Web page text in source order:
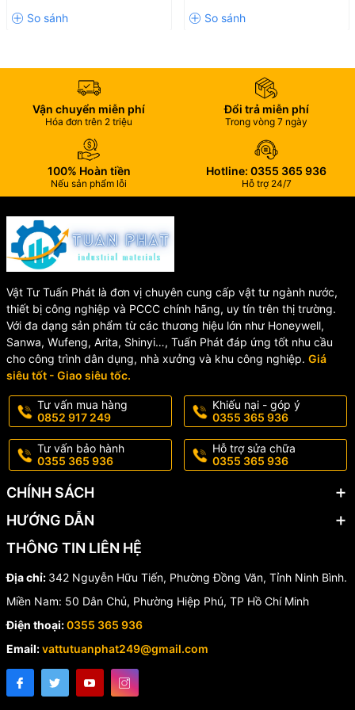
- Thân dưới: Đồng thau
Nhiệt độ nước:
≤ 50°C
4. Thông số khác:
Sai số áp lực:
< 0.63 bar
Giá trị chia nhỏ nhất:
Chiều dài lắp đặt:
5. Ứng dụng thực tế:
• Hệ thống cấp nước hộ gia đình
• Nhà trọ, chung cư mini
• Tòa nhà, văn phòng
• Hệ thống nước sạch dân dụng
📞Liên hệ ngay để được tư vấn – báo giá tốt nhất:
🌐 Website:vattutuanphat.com
📱 Hotline:0355.365.936
Vận chuyển miễn phí
Hóa đơn trên 2 triệu
Đổi trả miễn phí
Trong vòng 7 ngày
100% Hoàn tiền
Nếu sản phẩm lỗi
Hotline: 0355 365 936
Hỗ trợ 24/7
Vật Tư Tuấn Phát là đơn vị chuyên cung cấp vật tư ngành nước,
thiết bị công nghiệp và PCCC chính hãng, uy tín trên thị trường.
Với đa dạng sản phẩm từ các thương hiệu lớn như Honeywell,
Sanwa, Wufeng, Arita, Shinyi…, Tuấn Phát đáp ứng tốt nhu cầu
cho công trình dân dụng, nhà xưởng và khu công nghiệp. Giá
siêu tốt - Giao siêu tốc.
Tư vấn mua hàng
0852 917 249
Khiếu nại - góp ý
0355 365 936
Tư vấn bảo hành
0355 365 936
Hỗ trợ sửa chữa
0355 365 936
CHÍNH SÁCH
HƯỚNG DẪN
THÔNG TIN LIÊN HỆ
Địa chỉ: 342 Nguyễn Hữu Tiến, Phường Đồng Văn, Tỉnh Ninh Bình.
Miền Nam: 50 Dân Chủ, Phường Hiệp Phú, TP Hồ Chí Minh
Điện thoại:0355 365 936
Email:vattutuanphat249@gmail.com